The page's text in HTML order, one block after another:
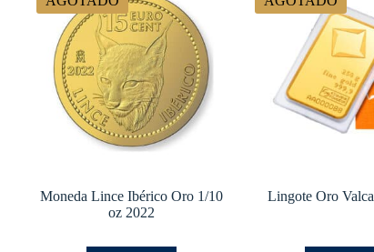
Moneda Lince Ibérico Oro 1/10
oz 2022
Lingote Oro